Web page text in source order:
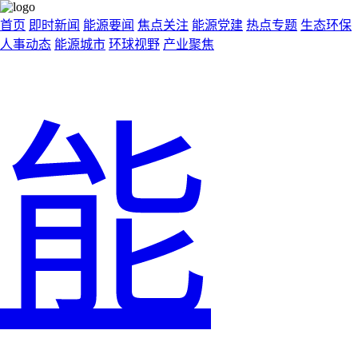
首页 即时新闻 能源要闻 焦点关注 能源党建 热点专题 生态环保
人事动态 能源城市 环球视野 产业聚焦
能